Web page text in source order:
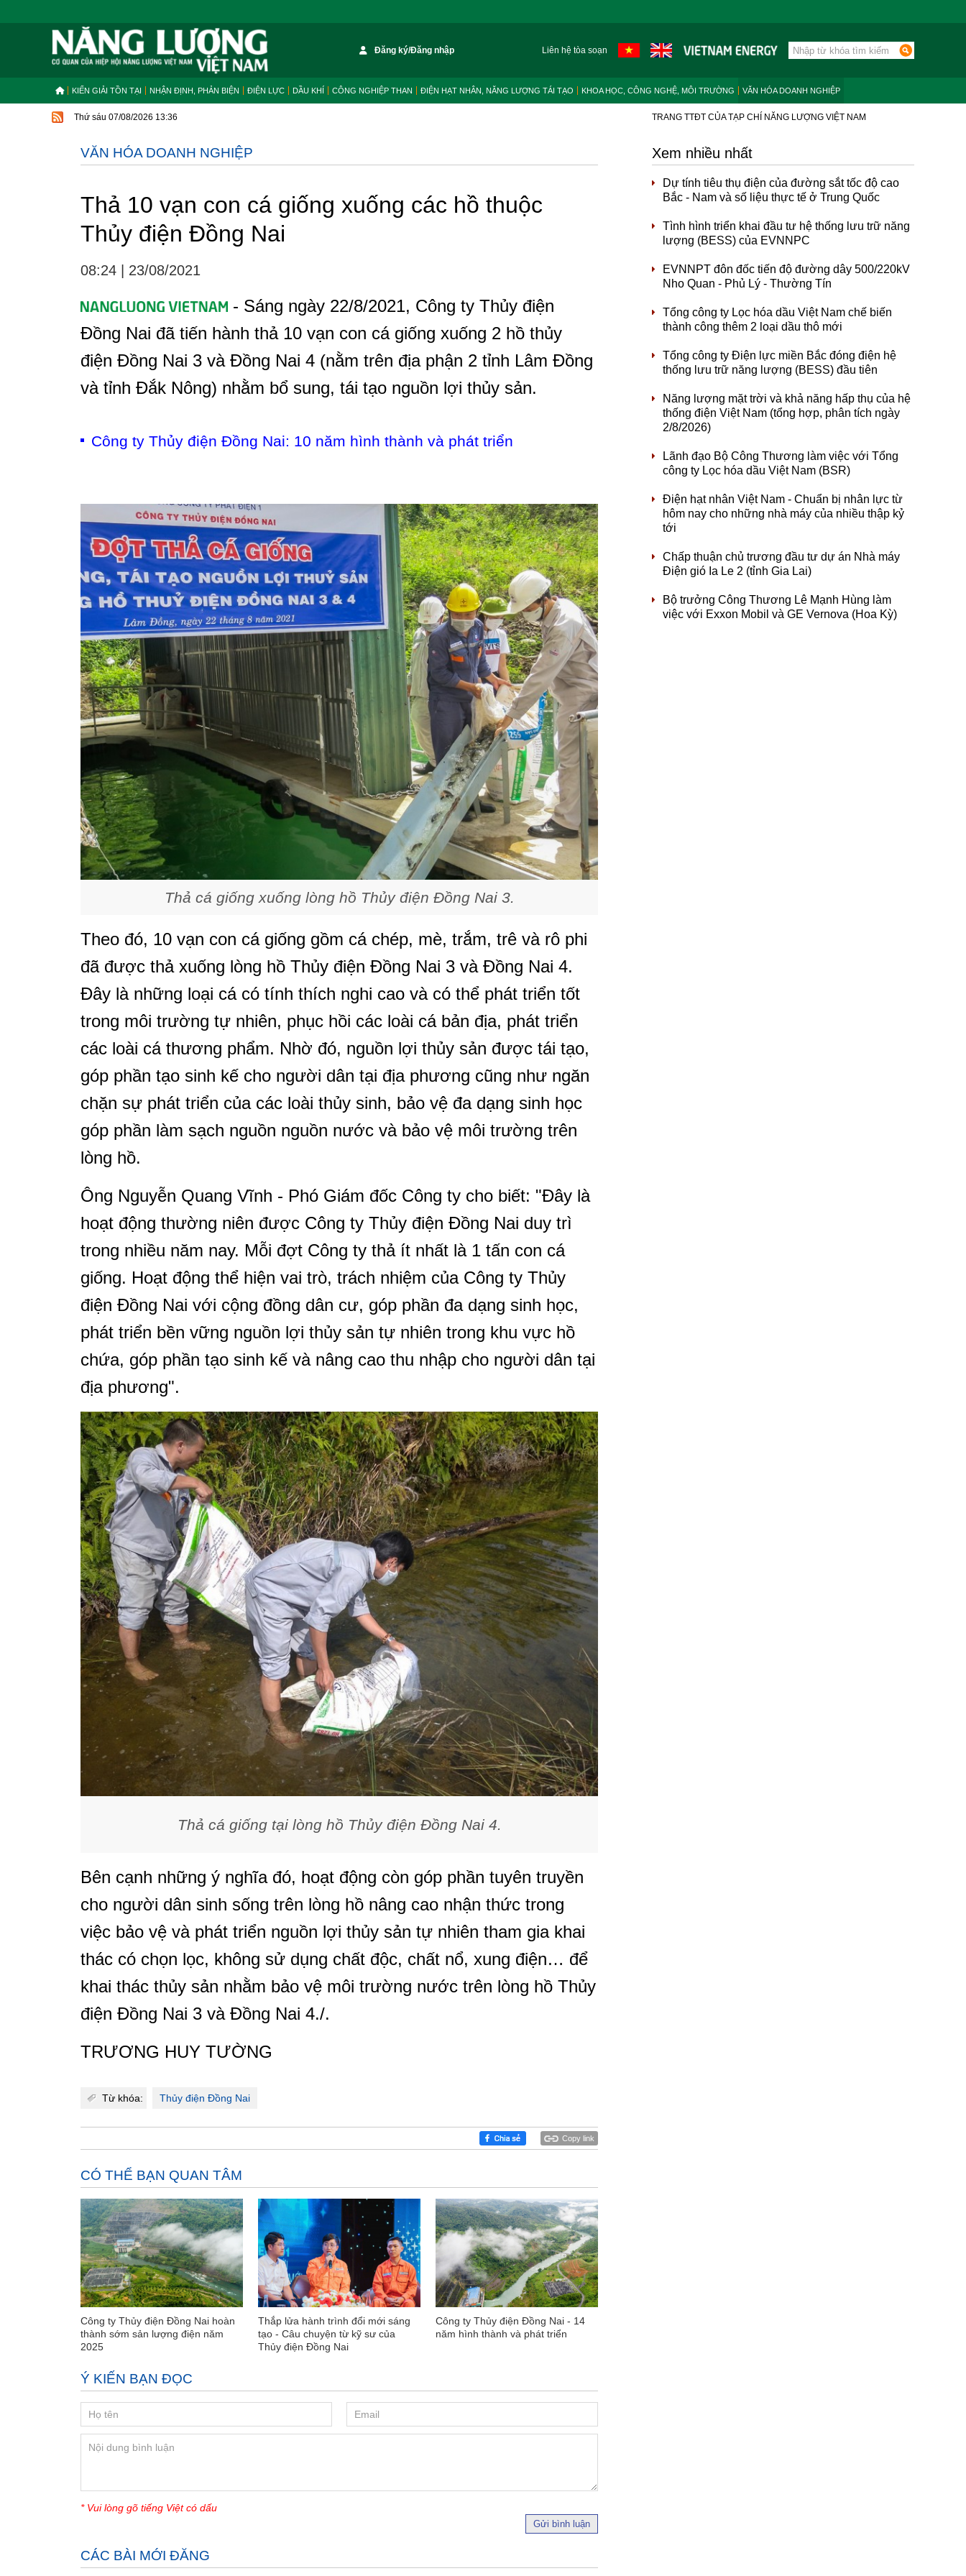
Đăng ký/Đăng nhập Liên hệ tòa soạn
KIẾN GIẢI TỒN TẠI NHẬN ĐỊNH, PHẢN BIỆN ĐIỆN LỰC DẦU KHÍ CÔNG NGHIỆP THAN ĐIỆN HẠT NHÂN, NĂNG LƯỢNG TÁI TẠO KHOA HỌC, CÔNG NGHỆ, MÔI TRƯỜNG VĂN HÓA DOANH NGHIỆP
Thứ sáu 07/08/2026 13:36 TRANG TTĐT CỦA TẠP CHÍ NĂNG LƯỢNG VIỆT NAM
VĂN HÓA DOANH NGHIỆP
Thả 10 vạn con cá giống xuống các hồ thuộc
Thủy điện Đồng Nai
08:24 23/08/2021
- Sáng ngày 22/8/2021, Công ty Thủy điện
Đồng Nai đã tiến hành thả 10 vạn con cá giống xuống 2 hồ thủy
điện Đồng Nai 3 và Đồng Nai 4 (nằm trên địa phận 2 tỉnh Lâm Đồng
và tỉnh Đắk Nông) nhằm bổ sung, tái tạo nguồn lợi thủy sản.
Công ty Thủy điện Đồng Nai: 10 năm hình thành và phát triển
Thả cá giống xuống lòng hồ Thủy điện Đồng Nai 3.
Theo đó, 10 vạn con cá giống gồm cá chép, mè, trắm, trê và rô phi
đã được thả xuống lòng hồ Thủy điện Đồng Nai 3 và Đồng Nai 4.
Đây là những loại cá có tính thích nghi cao và có thể phát triển tốt
trong môi trường tự nhiên, phục hồi các loài cá bản địa, phát triển
các loài cá thương phẩm. Nhờ đó, nguồn lợi thủy sản được tái tạo,
góp phần tạo sinh kế cho người dân tại địa phương cũng như ngăn
chặn sự phát triển của các loài thủy sinh, bảo vệ đa dạng sinh học
góp phần làm sạch nguồn nguồn nước và bảo vệ môi trường trên
lòng hồ.
Ông Nguyễn Quang Vĩnh - Phó Giám đốc Công ty cho biết: "Đây là
hoạt động thường niên được Công ty Thủy điện Đồng Nai duy trì
trong nhiều năm nay. Mỗi đợt Công ty thả ít nhất là 1 tấn con cá
giống. Hoạt động thể hiện vai trò, trách nhiệm của Công ty Thủy
điện Đồng Nai với cộng đồng dân cư, góp phần đa dạng sinh học,
phát triển bền vững nguồn lợi thủy sản tự nhiên trong khu vực hồ
chứa, góp phần tạo sinh kế và nâng cao thu nhập cho người dân tại
địa phương".
Thả cá giống tại lòng hồ Thủy điện Đồng Nai 4.
Bên cạnh những ý nghĩa đó, hoạt động còn góp phần tuyên truyền
cho người dân sinh sống trên lòng hồ nâng cao nhận thức trong
việc bảo vệ và phát triển nguồn lợi thủy sản tự nhiên tham gia khai
thác có chọn lọc, không sử dụng chất độc, chất nổ, xung điện… để
khai thác thủy sản nhằm bảo vệ môi trường nước trên lòng hồ Thủy
điện Đồng Nai 3 và Đồng Nai 4./.
TRƯƠNG HUY TƯỜNG
Từ khóa: Thủy điện Đồng Nai
Copy link
CÓ THỂ BẠN QUAN TÂM
Công ty Thủy điện Đồng Nai hoàn
thành sớm sản lượng điện năm
2025
Thắp lửa hành trình đổi mới sáng
tạo - Câu chuyện từ kỹ sư của
Thủy điện Đồng Nai
Công ty Thủy điện Đồng Nai - 14
năm hình thành và phát triển
Ý KIẾN BẠN ĐỌC
* Vui lòng gõ tiếng Việt có dấu
Gửi bình luận
CÁC BÀI MỚI ĐĂNG
Xem nhiều nhất
Dự tính tiêu thụ điện của đường sắt tốc độ cao
Bắc - Nam và số liệu thực tế ở Trung Quốc
Tình hình triển khai đầu tư hệ thống lưu trữ năng
lượng (BESS) của EVNNPC
EVNNPT đôn đốc tiến độ đường dây 500/220kV
Nho Quan - Phủ Lý - Thường Tín
Tổng công ty Lọc hóa dầu Việt Nam chế biến
thành công thêm 2 loại dầu thô mới
Tổng công ty Điện lực miền Bắc đóng điện hệ
thống lưu trữ năng lượng (BESS) đầu tiên
Năng lượng mặt trời và khả năng hấp thụ của hệ
thống điện Việt Nam (tổng hợp, phân tích ngày
2/8/2026)
Lãnh đạo Bộ Công Thương làm việc với Tổng
công ty Lọc hóa dầu Việt Nam (BSR)
Điện hạt nhân Việt Nam - Chuẩn bị nhân lực từ
hôm nay cho những nhà máy của nhiều thập kỷ
tới
Chấp thuận chủ trương đầu tư dự án Nhà máy
Điện gió Ia Le 2 (tỉnh Gia Lai)
Bộ trưởng Công Thương Lê Mạnh Hùng làm
việc với Exxon Mobil và GE Vernova (Hoa Kỳ)